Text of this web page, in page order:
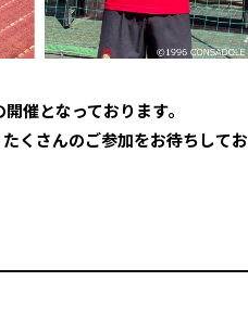
催となっております。
くさんのご参加をお待ちしてお